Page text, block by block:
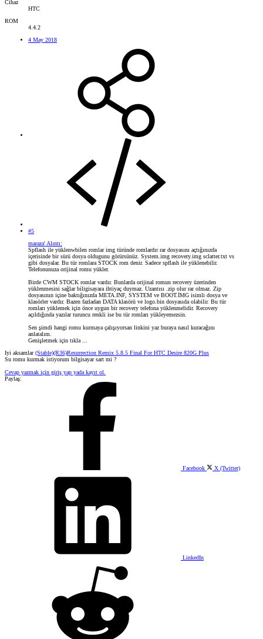
Cihaz
HTC
ROM
4.4.2
4 May 2018
#5
maraza' Alıntı:
Spflash ile yüklenwbilen romlar img türünde romlardır rar dosyasını açtığınızda
içerisinde bir sürü dosya oldugunu görürsünüz. System.img recovery.img sclatter.txt vs
gibi dosyalar. Bu tür romlara STOCK rom denir. Sadece spflash ile yüklenebilir.
Telefonunuza orijinal romu yükler.
Birde CWM STOCK romlar vardır. Bunlarda orijinal romun recovery üzerinden
yüklenmesini sağlar biligisayara ihtiyaç duymaz. Uzantısı .zip olur rar olmaz. Zip
dosyasının içine baktığınızda META.INF, SYSTEM ve BOOT.İMG isimli dosya ve
klasörler vardır. Bazen fazladan DATA klasörü ve logo.bin dosyasıda olabilir. Bu tür
romları yüklemek için önce uygun bir recovery telefona yüklenmelidir. Recovery
açıldığında yazılar turuncu renkli ise bu tür romları yükleyemezsin.
Sen şimdi hangi romu kurmaya çalışıyorsan linkini yaz buraya nasıl kuracağını
anlatalım.
Genişletmek için tıkla ...
Iyi aksamlar(Stable)(R36)Resurrection Remix 5.8.5 Final For HTC Desire 820G Plus
Su romu kurmak istiyorum bilgisayar sart mi ?
Cevap yazmak için giriş yap yada kayıt ol.
Paylaş:
Facebook X (Twitter)
LinkedIn